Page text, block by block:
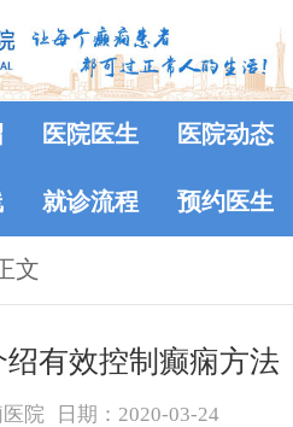
医院医生 医院动态
就诊流程 预约医生
文
有效控制癫痫方法
院 日期：2020-03-24